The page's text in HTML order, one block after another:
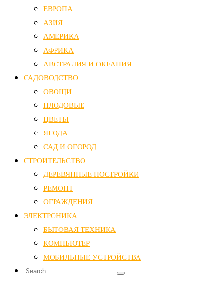
ЕВРОПА
АЗИЯ
АМЕРИКА
АФРИКА
АВСТРАЛИЯ И ОКЕАНИЯ
САДОВОДСТВО
ОВОЩИ
ПЛОДОВЫЕ
ЦВЕТЫ
ЯГОДА
САД И ОГОРОД
СТРОИТЕЛЬСТВО
ДЕРЕВЯННЫЕ ПОСТРОЙКИ
РЕМОНТ
ОГРАЖДЕНИЯ
ЭЛЕКТРОНИКА
БЫТОВАЯ ТЕХНИКА
КОМПЬЮТЕР
МОБИЛЬНЫЕ УСТРОЙСТВА